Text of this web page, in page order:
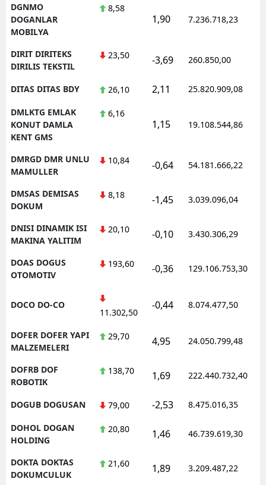
DGNMO
DOGANLAR
MOBILYA
8,58
1,90 7.236.718,23
DIRIT DIRITEKS
DIRILIS TEKSTIL
23,50 -3,69 260.850,00
DITAS DITAS BDY 26,10 2,11 25.820.909,08
DMLKTG EMLAK
KONUT DAMLA
KENT GMS
6,16
1,15 19.108.544,86
DMRGD DMR UNLU
MAMULLER
10,84 -0,64 54.181.666,22
DMSAS DEMISAS
DOKUM
8,18 -1,45 3.039.096,04
DNISI DINAMIK ISI
MAKINA YALITIM
20,10 -0,10 3.430.306,29
DOAS DOGUS
OTOMOTIV
193,60 -0,36 129.106.753,30
DOCO DO-CO
11.302,50
-0,44 8.074.477,50
DOFER DOFER YAPI
MALZEMELERI
29,70 4,95 24.050.799,48
DOFRB DOF
ROBOTIK
138,70 1,69 222.440.732,40
DOGUB DOGUSAN 79,00 -2,53 8.475.016,35
DOHOL DOGAN
HOLDING
20,80 1,46 46.739.619,30
DOKTA DOKTAS
DOKUMCULUK
21,60 1,89 3.209.487,22